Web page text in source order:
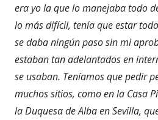
era yo la que lo manejaba todo
lo más difícil, tenía que estar
se daba ningún paso sin mi
estaban tan adelantados en
se usaban. Teníamos que pedir
muchos sitios, como en la Casa
la Duquesa de Alba en Sevilla,